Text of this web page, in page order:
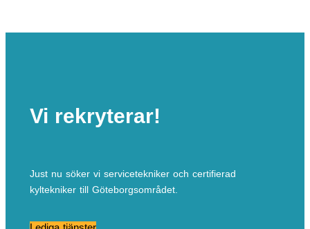
Vi rekryterar!
Just nu söker vi servicetekniker och certifierad
kyltekniker till Göteborgsområdet.